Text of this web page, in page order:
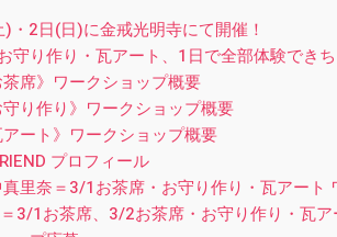
・2日(日)に金戒光明寺にて開催！
守り作り・瓦アート、1日で全部体験でき
茶席》ワークショップ概要
守り作り》ワークショップ概要
アート》ワークショップ概要
プロフィール
里奈＝3/1お茶席・お守り作り・瓦アート
3/1お茶席、3/2お茶席・お守り作り・瓦